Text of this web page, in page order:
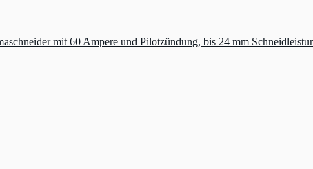
mit 60 Ampere und Pilotzündung, bis 24 mm